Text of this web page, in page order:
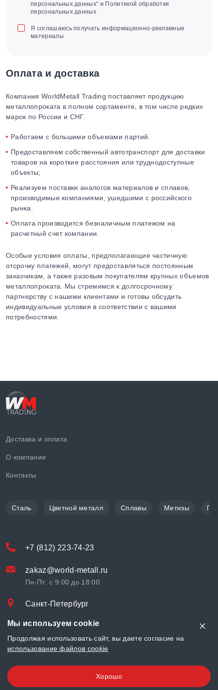
персональных данных" и Политикой обработки
персональных данных
Я соглашаюсь получать информационно-рекламные
материалы
Оплата и доставка
Компания WorldMetall Trading поставляет продукцию
металлопроката в полном сортаменте, в том числе редких
марок по России и СНГ.
Работаем с большими объемами партий.
Предоставляем собственный автотранспорт для доставки
товаров на короткие расстояния или труднодоступные
объекты;
Реализуем поставки аналогов материалов и сплавов,
производимые компаниями, ушедшими с российского
рынка.
Оплата производится безналичным платежом на
расчетный счет компании.
Особые условия оплаты, предполагающие частичную
отсрочку платежей, могут предоставляться постоянным
заказчикам, а также разовым покупателям крупных объемов
металлопроката. Мы стремимся к долгосрочному
партнерству с нашими клиентами и готовы обсудить
индивидуальные условия в соответствии с вашими
потребностями.
Доставка и оплата
О компании
Контакты
Сталь Цветной металл Сплавы Метизы
+7 (812) 223-74-23
zakaz@world-metall.ru
Пн-Пт: с 9:00 до 18:00
Санкт-Петербург
© «World Metall» 2025, Разработка и комплексное продвижение
"LCAgency"
Мы используем cookie
Продолжая использовать сайт, вы даете согласие на
использование файлов cookie
Хорошо